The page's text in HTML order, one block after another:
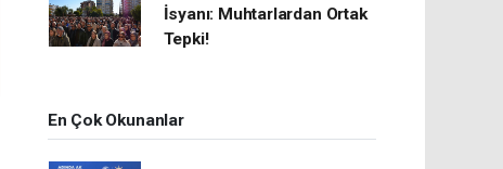
İsyanı: Muhtarlardan Ortak
Tepki!
En Çok Okunanlar